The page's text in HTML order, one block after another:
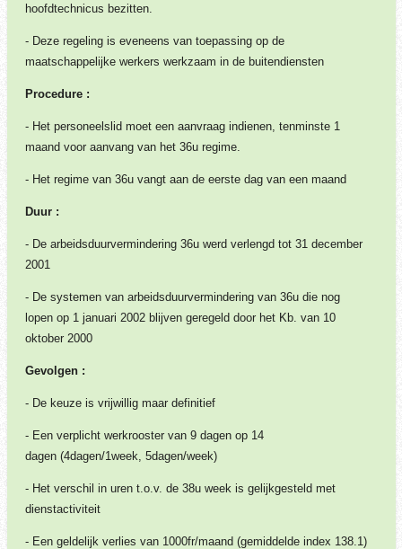
hoofdtechnicus bezitten.
- Deze regeling is eveneens van toepassing op de
maatschappelijke werkers werkzaam in de buitendiensten
Procedure :
- Het personeelslid moet een aanvraag indienen, tenminste 1
maand voor aanvang van het 36u regime.
- Het regime van 36u vangt aan de eerste dag van een maand
Duur :
- De arbeidsduurvermindering 36u werd verlengd tot 31 december
2001
- De systemen van arbeidsduurvermindering van 36u die nog
lopen op 1 januari 2002 blijven geregeld door het Kb. van 10
oktober 2000
Gevolgen :
- De keuze is vrijwillig maar definitief
- Een verplicht werkrooster van 9 dagen op 14
dagen (4dagen/1week, 5dagen/week)
- Het verschil in uren t.o.v. de 38u week is gelijkgesteld met
dienstactiviteit
- Een geldelijk verlies van 1000fr/maand (gemiddelde index 138.1)